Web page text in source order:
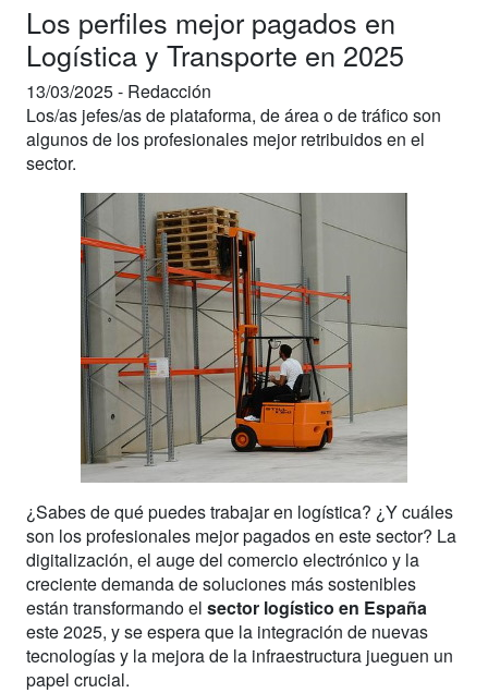
Los perfiles mejor pagados en
Logística y Transporte en 2025
13/03/2025 - Redacción
Los/as jefes/as de plataforma, de área o de tráfico son
algunos de los profesionales mejor retribuidos en el
sector.
¿Sabes de qué puedes trabajar en logística? ¿Y cuáles
son los profesionales mejor pagados en este sector? La
digitalización, el auge del comercio electrónico y la
creciente demanda de soluciones más sostenibles
están transformando el sector logístico en España
este 2025, y se espera que la integración de nuevas
tecnologías y la mejora de la infraestructura jueguen un
papel crucial.